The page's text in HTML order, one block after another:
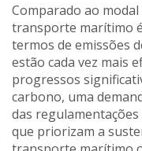
Comparado ao
transporte marítimo
termos de emissões
estão cada vez mais
progressos
carbono, uma
das
que priorizam a